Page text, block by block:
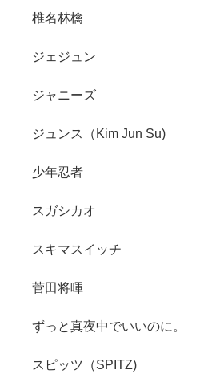
椎名林檎
ジェジュン
ジャニーズ
ジュンス（Kim Jun Su)
少年忍者
スガシカオ
スキマスイッチ
菅田将暉
ずっと真夜中でいいのに。
スピッツ（SPITZ)